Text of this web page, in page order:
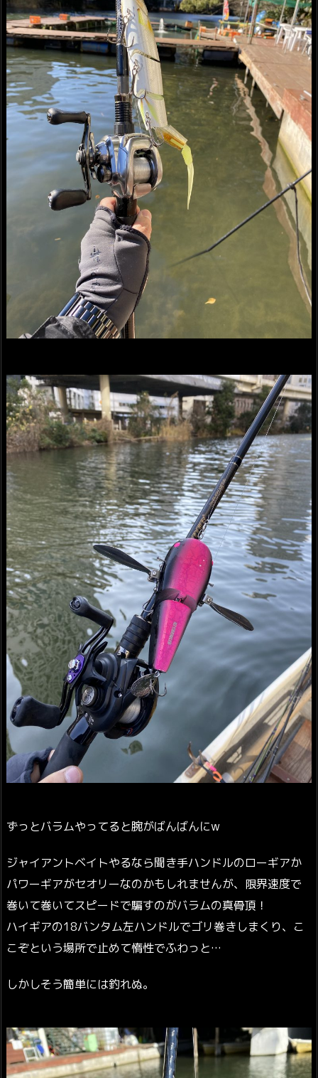
ずっとバラムやってると腕がばんばんにw
ジャイアントベイトやるなら聞き手ハンドルのローギアか
パワーギアがセオリーなのかもしれませんが、限界速度で
巻いて巻いてスピードで騙すのがバラムの真骨頂！
ハイギアの18バンタム左ハンドルでゴリ巻きしまくり、こ
こぞという場所で止めて惰性でふわっと…
しかしそう簡単には釣れぬ。